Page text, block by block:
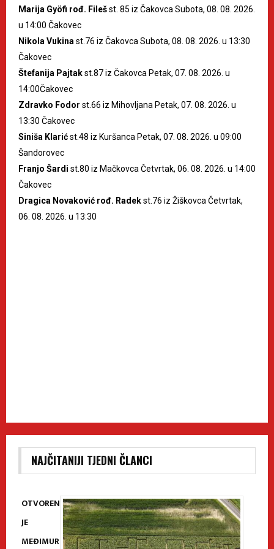
Marija Gyöfi rođ. Filešst. 85 iz Čakovca Subota, 08. 08. 2026.
u 14:00 Čakovec
Nikola Vukina st.76 iz Čakovca Subota, 08. 08. 2026. u 13:30
Čakovec
Štefanija Pajtakst.87 iz Čakovca Petak, 07. 08. 2026. u
14:00Čakovec
Zdravko Fodor st.66 iz Mihovljana Petak, 07. 08. 2026. u
13:30 Čakovec
Siniša Klarićst.48 iz Kuršanca Petak, 07. 08. 2026. u 09:00
Šandorovec
Franjo Šardi st.80 iz Mačkovca Četvrtak, 06. 08. 2026. u 14:00
Čakovec
Dragica Novaković rođ. Radekst.76 iz Žiškovca Četvrtak,
06. 08. 2026. u 13:30
NAJČITANIJI TJEDNI ČLANCI
OTVOREN
JE
MEĐIMUR